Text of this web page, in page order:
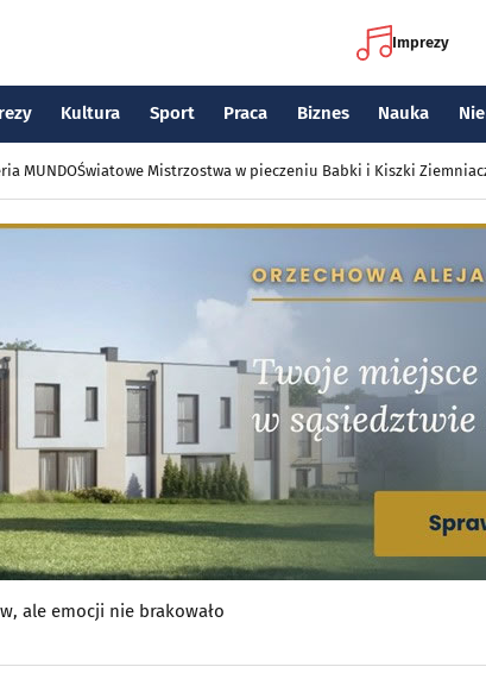
Imprezy
Kultura Sport Praca Biznes Nauka
MUNDOŚwiatowe Mistrzostwa w pieczeniu Babki i Kiszki
ale emocji nie brakowało